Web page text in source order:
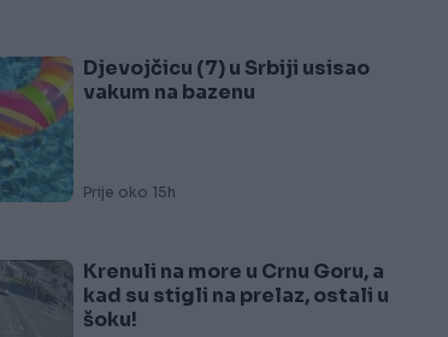
Djevojčicu (7) u Srbiji usisao
vakum na bazenu
Prije oko 15h
Krenuli na more u Crnu Goru, a
kad su stigli na prelaz, ostali u
šoku!